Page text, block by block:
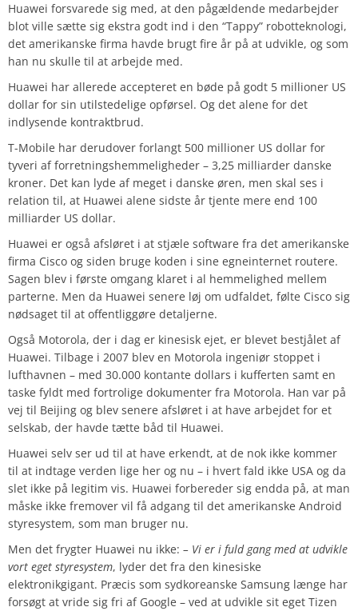
Huawei forsvarede sig med, at den pågældende medarbejder
blot ville sætte sig ekstra godt ind i den “Tappy” robotteknologi,
det amerikanske firma havde brugt fire år på at udvikle, og som
han nu skulle til at arbejde med.
Huawei har allerede accepteret en bøde på godt 5 millioner US
dollar for sin utilstedelige opførsel. Og det alene for det
indlysende kontraktbrud.
T-Mobile har derudover forlangt 500 millioner US dollar for
tyveri af forretningshemmeligheder – 3,25 milliarder danske
kroner. Det kan lyde af meget i danske øren, men skal ses i
relation til, at Huawei alene sidste år tjente mere end 100
milliarder US dollar.
Huawei er også afsløret i at stjæle software fra det amerikanske
firma Cisco og siden bruge koden i sine egneinternet routere.
Sagen blev i første omgang klaret i al hemmelighed mellem
parterne. Men da Huawei senere løj om udfaldet, følte Cisco sig
nødsaget til at offentliggøre detaljerne.
Også Motorola, der i dag er kinesisk ejet, er blevet bestjålet af
Huawei. Tilbage i 2007 blev en Motorola ingeniør stoppet i
lufthavnen – med 30.000 kontante dollars i kufferten samt en
taske fyldt med fortrolige dokumenter fra Motorola. Han var på
vej til Beijing og blev senere afsløret i at have arbejdet for et
selskab, der havde tætte båd til Huawei.
Huawei selv ser ud til at have erkendt, at de nok ikke kommer
til at indtage verden lige her og nu – i hvert fald ikke USA og da
slet ikke på legitim vis. Huawei forbereder sig endda på, at man
måske ikke fremover vil få adgang til det amerikanske Android
styresystem, som man bruger nu.
Men det frygter Huawei nu ikke: – Vi er i fuld gang med at udvikle
vort eget styresystem, lyder det fra den kinesiske
elektronikgigant. Præcis som sydkoreanske Samsung længe har
forsøgt at vride sig fri af Google – ved at udvikle sit eget Tizen